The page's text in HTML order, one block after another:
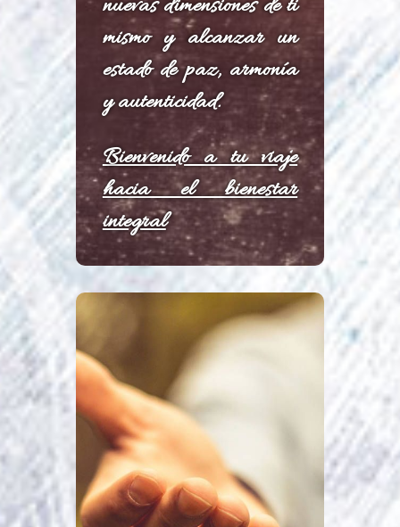
nuevas dimensiones de ti
mismo y alcanzar un
estado de paz, armonía
y autenticidad.
Bienvenido a tu viaje
hacia el bienestar
integral